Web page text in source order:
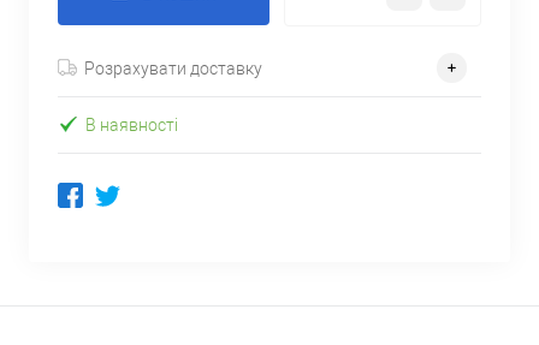
Розрахувати доставку
В наявності